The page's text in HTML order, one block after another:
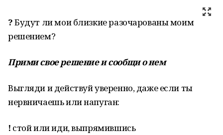
?Будут ли мои близкие разочарованы моим
решением?
Прими свое решениеи сообщи о нем
Выгляди и действуй уверенно, даже если ты
нервничаешь или напуган:
! стой или иди, выпрямившись